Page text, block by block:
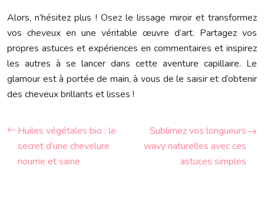
Alors, n’hésitez plus ! Osez le lissage miroir et transformez
vos cheveux en une véritable œuvre d’art. Partagez vos
propres astuces et expériences en commentaires et inspirez
les autres à se lancer dans cette aventure capillaire. Le
glamour est à portée de main, à vous de le saisir et d’obtenir
des cheveux brillants et lisses !
Huiles végétales bio : le
secret d’une chevelure
nourrie et saine
Sublimez vos longueurs
wavy naturelles avec ces
astuces simples